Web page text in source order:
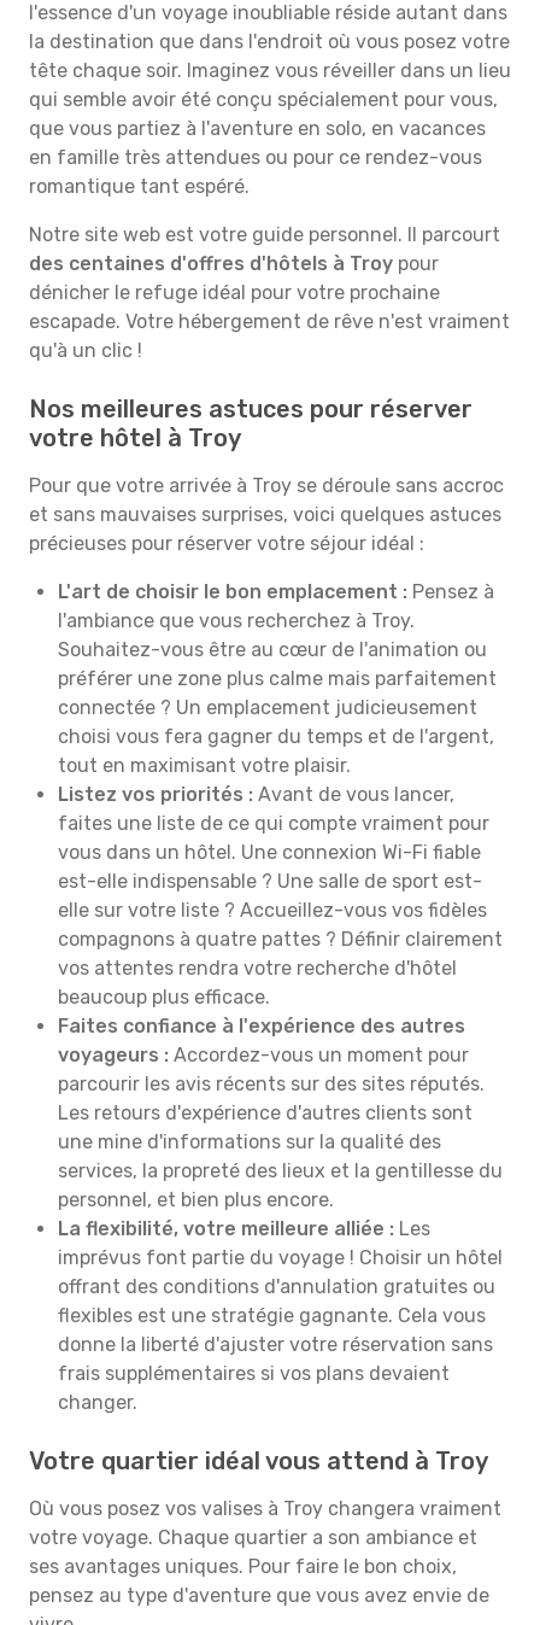
l'essence d'un voyage inoubliable réside autant dans
la destination que dans l'endroit où vous posez votre
tête chaque soir. Imaginez vous réveiller dans un lieu
qui semble avoir été conçu spécialement pour vous,
que vous partiez à l'aventure en solo, en vacances
en famille très attendues ou pour ce rendez-vous
romantique tant espéré.
Notre site web est votre guide personnel. Il parcourt
des centaines d'offres d'hôtels à Troy pour
dénicher le refuge idéal pour votre prochaine
escapade. Votre hébergement de rêve n'est vraiment
qu'à un clic !
Nos meilleures astuces pour réserver
votre hôtel à Troy
Pour que votre arrivée à Troy se déroule sans accroc
et sans mauvaises surprises, voici quelques astuces
précieuses pour réserver votre séjour idéal :
L'art de choisir le bon emplacement : Pensez à
l'ambiance que vous recherchez à Troy.
Souhaitez-vous être au cœur de l'animation ou
préférer une zone plus calme mais parfaitement
connectée ? Un emplacement judicieusement
choisi vous fera gagner du temps et de l'argent,
tout en maximisant votre plaisir.
Listez vos priorités : Avant de vous lancer,
faites une liste de ce qui compte vraiment pour
vous dans un hôtel. Une connexion Wi-Fi fiable
est-elle indispensable ? Une salle de sport est-
elle sur votre liste ? Accueillez-vous vos fidèles
compagnons à quatre pattes ? Définir clairement
vos attentes rendra votre recherche d'hôtel
beaucoup plus efficace.
Faites confiance à l'expérience des autres
voyageurs : Accordez-vous un moment pour
parcourir les avis récents sur des sites réputés.
Les retours d'expérience d'autres clients sont
une mine d'informations sur la qualité des
services, la propreté des lieux et la gentillesse du
personnel, et bien plus encore.
La flexibilité, votre meilleure alliée : Les
imprévus font partie du voyage ! Choisir un hôtel
offrant des conditions d'annulation gratuites ou
flexibles est une stratégie gagnante. Cela vous
donne la liberté d'ajuster votre réservation sans
frais supplémentaires si vos plans devaient
changer.
Votre quartier idéal vous attend à Troy
Où vous posez vos valises à Troy changera vraiment
votre voyage. Chaque quartier a son ambiance et
ses avantages uniques. Pour faire le bon choix,
pensez au type d'aventure que vous avez envie de